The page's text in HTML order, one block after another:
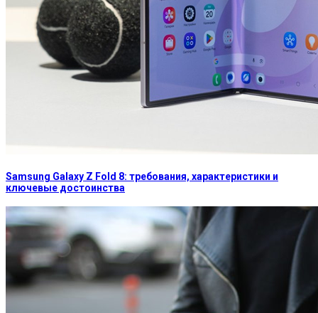
Samsung Galaxy Z Fold 8: требования, характеристики и
ключевые достоинства